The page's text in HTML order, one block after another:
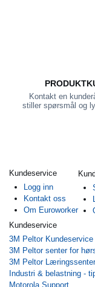
Kontakt en
stiller spørsmål og
Kundeservice
Logg inn
Kontakt oss
Om Euroworker
Kundeservice
3M Peltor Kundeservice
3M Peltor senter for
3M Peltor Læringssenter
Industri & belastning -
Motorola Support